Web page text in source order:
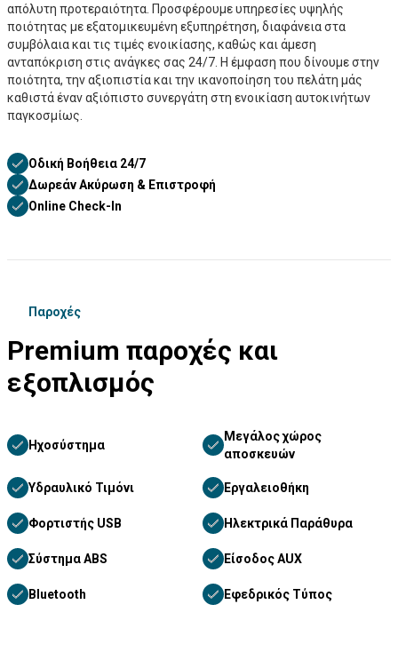
απόλυτη προτεραιότητα. Προσφέρουμε υπηρεσίες υψηλής
ποιότητας με εξατομικευμένη εξυπηρέτηση, διαφάνεια στα
συμβόλαια και τις τιμές ενοικίασης, καθώς και άμεση
ανταπόκριση στις ανάγκες σας 24/7. Η έμφαση που δίνουμε στην
ποιότητα, την αξιοπιστία και την ικανοποίηση του πελάτη μάς
καθιστά έναν αξιόπιστο συνεργάτη στη ενοικίαση αυτοκινήτων
παγκοσμίως.
Οδική Βοήθεια 24/7
Δωρεάν Ακύρωση & Επιστροφή
Online Check-In
Παροχές
Premium παροχές και
εξοπλισμός
Ηχοσύστημα
Μεγάλος χώρος
αποσκευών
Υδραυλικό Τιμόνι Εργαλειοθήκη
Φορτιστής USB Ηλεκτρικά Παράθυρα
Σύστημα ABS Είσοδος AUX
Bluetooth Εφεδρικός Τύπος